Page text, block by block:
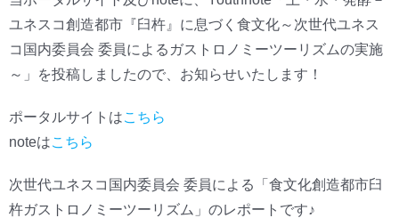
ユネスコ創造都市『臼杵』に息づく食文化～次世代ユネス
コ国内委員会 委員によるガストロノミーツーリズムの実施
～」を投稿しましたので、お知らせいたします！
ポータルサイトはこちら
noteはこちら
次世代ユネスコ国内委員会 委員による「食文化創造都市臼
杵ガストロノミーツーリズム」のレポートです♪